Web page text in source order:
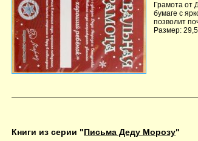
Грамота от
бумаге с
позволит
Размер:
Книги из серии "Письма Деду Морозу"